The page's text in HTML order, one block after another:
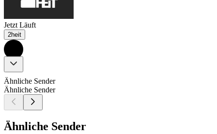
Jetzt Läuft
2heit
Ähnliche Sender
Ähnliche Sender
Ähnliche Sender